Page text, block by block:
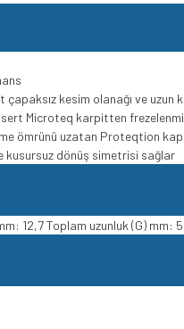
kesim olanağı ve uzun
sert Microteq karpitten
ömrünü uzatan Proteqtion
kusursuz dönüş simetrisi sağlar
12,7 Toplam uzunluk (G) mm: